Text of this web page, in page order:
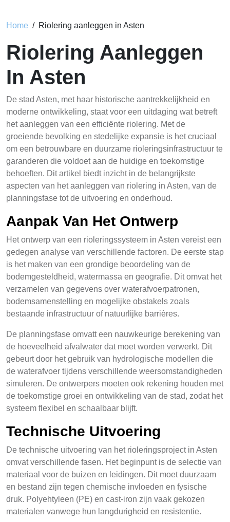
Home Riolering aanleggen in Asten
Riolering Aanleggen
In Asten
De stad Asten, met haar historische aantrekkelijkheid en
moderne ontwikkeling, staat voor een uitdaging wat betreft
het aanleggen van een efficiënte riolering. Met de
groeiende bevolking en stedelijke expansie is het cruciaal
om een betrouwbare en duurzame rioleringsinfrastructuur te
garanderen die voldoet aan de huidige en toekomstige
behoeften. Dit artikel biedt inzicht in de belangrijkste
aspecten van het aanleggen van riolering in Asten, van de
planningsfase tot de uitvoering en onderhoud.
Aanpak Van Het Ontwerp
Het ontwerp van een rioleringssysteem in Asten vereist een
gedegen analyse van verschillende factoren. De eerste stap
is het maken van een grondige beoordeling van de
bodemgesteldheid, watermassa en geografie. Dit omvat het
verzamelen van gegevens over waterafvoerpatronen,
bodemsamenstelling en mogelijke obstakels zoals
bestaande infrastructuur of natuurlijke barrières.
De planningsfase omvatt een nauwkeurige berekening van
de hoeveelheid afvalwater dat moet worden verwerkt. Dit
gebeurt door het gebruik van hydrologische modellen die
de waterafvoer tijdens verschillende weersomstandigheden
simuleren. De ontwerpers moeten ook rekening houden met
de toekomstige groei en ontwikkeling van de stad, zodat het
systeem flexibel en schaalbaar blijft.
Technische Uitvoering
De technische uitvoering van het rioleringsproject in Asten
omvat verschillende fasen. Het beginpunt is de selectie van
materiaal voor de buizen en leidingen. Dit moet duurzaam
en bestand zijn tegen chemische invloeden en fysische
druk. Polyehtyleen (PE) en cast-iron zijn vaak gekozen
materialen vanwege hun langdurigheid en resistentie.